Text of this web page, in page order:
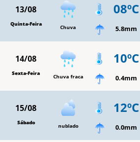
13/08
Quinta-Feira Chuva
08ºC
5.8mm
14/08
Sexta-Feira Chuva fraca
10ºC
0.4mm
15/08
Sábado nublado
12ºC
0.0mm